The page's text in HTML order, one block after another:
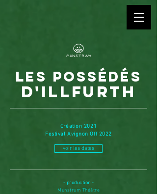
LES POSSÉDÉS
D'ILLFURTH
Création 2021
Festival Avignon Off 2022
- production -
Munstrum Théâtre
voir les dates